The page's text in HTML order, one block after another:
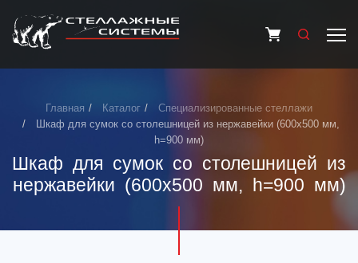
Главная Каталог
Специализированные стеллажи
Шкаф для сумок со столешницей из нержавейки (600х500 мм,
h=900 мм)
Шкаф для сумок со столешницей из
нержавейки (600х500 мм, h=900 мм)